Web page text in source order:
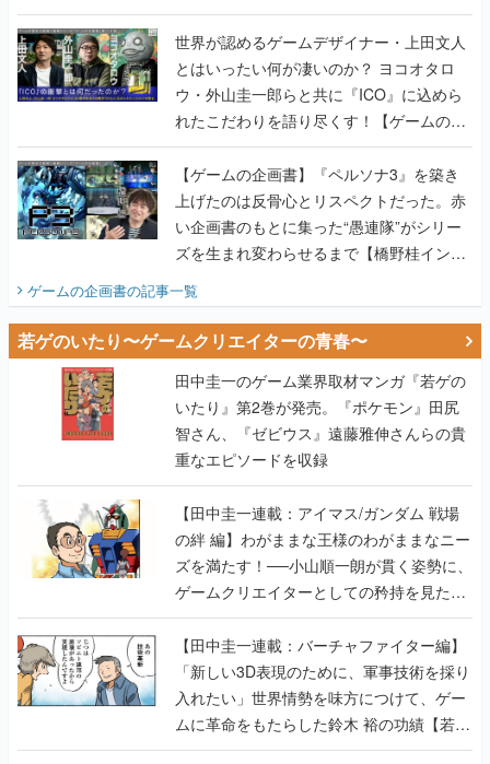
世界が認めるゲームデザイナー・上田文人
とはいったい何が凄いのか？ ヨコオタロ
ウ・外山圭一郎らと共に『ICO』に込めら
れたこだわりを語り尽くす！【ゲームの企
画書】
【ゲームの企画書】『ペルソナ3』を築き
上げたのは反骨心とリスペクトだった。赤
い企画書のもとに集った“愚連隊”がシリー
ズを生まれ変わらせるまで【橋野桂インタ
ゲームの企画書の記事一覧
若ゲのいたり〜ゲームクリエイターの青春〜
田中圭一のゲーム業界取材マンガ『若ゲの
いたり』第2巻が発売。『ポケモン』田尻
智さん、『ゼビウス』遠藤雅伸さんらの貴
重なエピソードを収録
【田中圭一連載：アイマス/ガンダム 戦場
の絆 編】わがままな王様のわがままなニー
ズを満たす！──小山順一朗が貫く姿勢に、
ゲームクリエイターとしての矜持を見た
【若ゲのいたり最終回】
【田中圭一連載：バーチャファイター編】
「新しい3D表現のために、軍事技術を採り
入れたい」世界情勢を味方につけて、ゲー
ムに革命をもたらした鈴木 裕の功績【若ゲ
のいたり】